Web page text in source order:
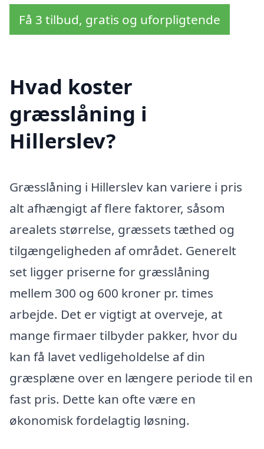
Få 3 tilbud, gratis og uforpligtende
Hvad koster
græsslåning i
Hillerslev?
Græsslåning i Hillerslev kan variere i pris
alt afhængigt af flere faktorer, såsom
arealets størrelse, græssets tæthed og
tilgængeligheden af området. Generelt
set ligger priserne for græsslåning
mellem 300 og 600 kroner pr. times
arbejde. Det er vigtigt at overveje, at
mange firmaer tilbyder pakker, hvor du
kan få lavet vedligeholdelse af din
græsplæne over en længere periode til en
fast pris. Dette kan ofte være en
økonomisk fordelagtig løsning.